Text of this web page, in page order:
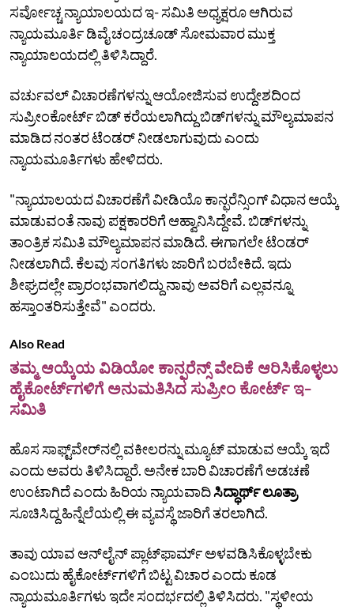
ಸರ್ವೋಚ್ಚ ನ್ಯಾಯಾಲಯದ ಇ- ಸಮಿತಿ ಅಧ್ಯಕ್ಷರೂ ಆಗಿರುವ
ನ್ಯಾಯಮೂರ್ತಿ ಡಿವೈ ಚಂದ್ರಚೂಡ್ ಸೋಮವಾರ ಮುಕ್ತ
ನ್ಯಾಯಾಲಯದಲ್ಲಿ ತಿಳಿಸಿದ್ದಾರೆ.
ವರ್ಚುವಲ್ ವಿಚಾರಣೆಗಳನ್ನು ಆಯೋಜಿಸುವ ಉದ್ದೇಶದಿಂದ
ಸುಪ್ರೀಂಕೋರ್ಟ್‌ ಬಿಡ್‌ ಕರೆಯಲಾಗಿದ್ದು ಬಿಡ್‌ಗಳನ್ನು ಮೌಲ್ಯಮಾಪನ
ಮಾಡಿದ ನಂತರ ಟೆಂಡರ್‌ ನೀಡಲಾಗುವುದು ಎಂದು
ನ್ಯಾಯಮೂರ್ತಿಗಳು ಹೇಳಿದರು.
"ನ್ಯಾಯಾಲಯದ ವಿಚಾರಣೆಗೆ ವೀಡಿಯೊ ಕಾನ್ಫರೆನ್ಸಿಂಗ್ ವಿಧಾನ ಆಯ್ಕೆ
ಮಾಡುವಂತೆ ನಾವು ಪಕ್ಷಕಾರರಿಗೆ ಆಹ್ವಾನಿಸಿದ್ದೇವೆ. ಬಿಡ್‌ಗಳನ್ನು
ತಾಂತ್ರಿಕ ಸಮಿತಿ ಮೌಲ್ಯಮಾಪನ ಮಾಡಿದೆ. ಈಗಾಗಲೇ ಟೆಂಡರ್
ನೀಡಲಾಗಿದೆ. ಕೆಲವು ಸಂಗತಿಗಳು ಜಾರಿಗೆ ಬರಬೇಕಿದೆ. ಇದು
ಶೀಘ್ರದಲ್ಲೇ ಪ್ರಾರಂಭವಾಗಲಿದ್ದು ನಾವು ಅವರಿಗೆ ಎಲ್ಲವನ್ನೂ
ಹಸ್ತಾಂತರಿಸುತ್ತೇವೆ" ಎಂದರು.
Also Read
ತಮ್ಮ ಆಯ್ಕೆಯ ವಿಡಿಯೋ ಕಾನ್ಫರೆನ್ಸ್‌ ವೇದಿಕೆ ಆರಿಸಿಕೊಳ್ಳಲು
ಹೈಕೋರ್ಟ್‌ಗಳಿಗೆ ಅನುಮತಿಸಿದ ಸುಪ್ರೀಂ ಕೋರ್ಟ್‌ ಇ-
ಸಮಿತಿ
ಹೊಸ ಸಾಫ್ಟ್‌ವೇರ್‌ನಲ್ಲಿ ವಕೀಲರನ್ನು ಮ್ಯೂಟ್‌ ಮಾಡುವ ಆಯ್ಕೆ ಇದೆ
ಎಂದು ಅವರು ತಿಳಿಸಿದ್ದಾರೆ. ಅನೇಕ ಬಾರಿ ವಿಚಾರಣೆಗೆ ಅಡಚಣೆ
ಉಂಟಾಗಿದೆ ಎಂದು ಹಿರಿಯ ನ್ಯಾಯವಾದಿಸಿದ್ಧಾರ್ಥ್‌ ಲೂತ್ರಾ
ಸೂಚಿಸಿದ್ದ ಹಿನ್ನೆಲೆಯಲ್ಲಿ ಈ ವ್ಯವಸ್ಥೆ ಜಾರಿಗೆ ತರಲಾಗಿದೆ.
ತಾವು ಯಾವ ಆನ್‌ಲೈನ್‌ ಪ್ಲಾಟ್‌ಫಾರ್ಮ್‌ ಅಳವಡಿಸಿಕೊಳ್ಳಬೇಕು
ಎಂಬುದು ಹೈಕೋರ್ಟ್‌ಗಳಿಗೆ ಬಿಟ್ಟ ವಿಚಾರ ಎಂದು ಕೂಡ
ನ್ಯಾಯಮೂರ್ತಿಗಳು ಇದೇ ಸಂದರ್ಭದಲ್ಲಿ ತಿಳಿಸಿದರು. "ಸ್ಥಳೀಯ